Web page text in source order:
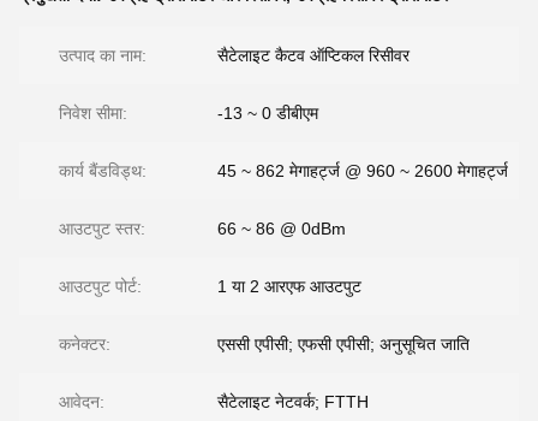
उत्पाद का नाम: सैटेलाइट कैटव ऑप्टिकल रिसीवर
निवेश सीमा: -13 ~ 0 डीबीएम
कार्य बैंडविड्थ: 45 ~ 862 मेगाहर्ट्ज @ 960 ~ 2600 मेगाहर्ट्ज
आउटपुट स्तर: 66 ~ 86 @ 0dBm
आउटपुट पोर्ट: 1 या 2 आरएफ आउटपुट
कनेक्टर: एससी एपीसी; एफसी एपीसी; अनुसूचित जाति
आवेदन: सैटेलाइट नेटवर्क; FTTH